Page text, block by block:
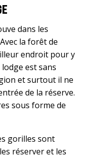
dans les
la forêt de
endroit pour y
est sans
et surtout il ne
de la réserve.
sous forme de
gorilles sont
réserver et les